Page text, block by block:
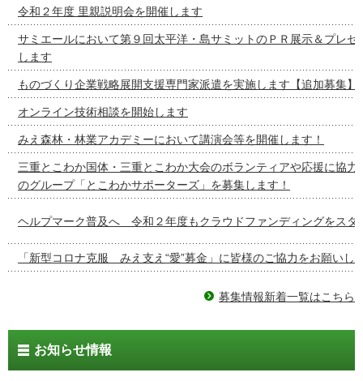
令和２年度 里親説明会を開催します
サミエールにおいて第９回太平洋・島サミットのＰＲ展示＆プレゼ
します
ものづくり企業戦略展開支援専門家派遣を実施します【追加募集】
オンライン技術相談を開始します
みえ森林・林業アカデミーにおいて講演会等を開催します！
三重とこわか国体・三重とこわか大会のボランティアや応援に協力
のグループ「とこわかサポーターズ」を募集します！
ヘルプマーク普及へ 令和２年度もクラウドファンディングをスタ
「新型コロナ克服 みえ支え“愛”募金」に皆様のご協力をお願いし
募集情報新着一覧はこちら
お知らせ情報